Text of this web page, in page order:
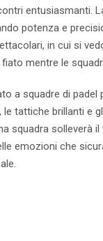
entusiasmanti.
potenza e
in cui si
mentre le
a squadre di padel
tattiche brillanti e
squadra solleverà
emozioni che